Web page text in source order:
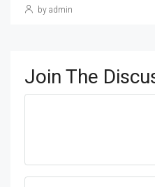
by admin
Join The